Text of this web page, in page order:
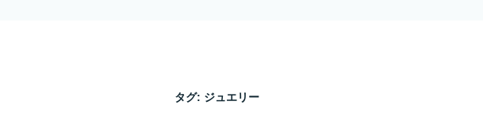
タグ: ジュエリー